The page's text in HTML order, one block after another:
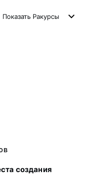
Показать Ракурсы
создания